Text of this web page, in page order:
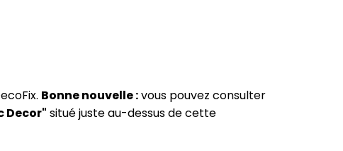
Bonne nouvelle :vous pouvez consulter
Decor" situé juste au-dessus de cette